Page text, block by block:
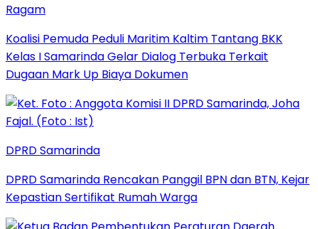
Ragam
Koalisi Pemuda Peduli Maritim Kaltim Tantang BKK
Kelas I Samarinda Gelar Dialog Terbuka Terkait
Dugaan Mark Up Biaya Dokumen
DPRD Samarinda
DPRD Samarinda Rencakan Panggil BPN dan BTN, Kejar
Kepastian Sertifikat Rumah Warga